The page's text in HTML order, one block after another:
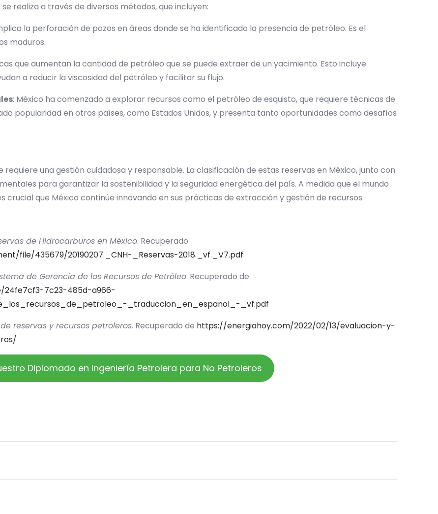
realiza a través de diversos métodos, que incluyen:
la perforación de pozos en áreas donde se ha identificado la presencia de petróleo. Es el
maduros.
que aumentan la cantidad de petróleo que se puede extraer de un yacimiento. Esto incluye
a reducir la viscosidad del petróleo y facilitar su flujo.
: México ha comenzado a explorar recursos como el petróleo de esquisto, que requiere técnicas de
popularidad en otros países, como Estados Unidos, y presenta tanto oportunidades como desafíos
una gestión cuidadosa y responsable. La clasificación de estas reservas en México, junto con
para garantizar la sostenibilidad y la seguridad energética del país. A medida que el mundo
crucial que México continúe innovando en sus prácticas de extracción y gestión de recursos.
de Hidrocarburos en México. Recuperado
file/435679/20190207._CNH-_Reservas-2018._vf._V7.pdf
de Gerencia de los Recursos de Petróleo. Recuperado de
7c23-485d-a966-
_traduccion_en_espanol_-_vf.pdf
reservas y recursos petroleros. Recuperado de https://energiahoy.com/2022/02/13/evaluacion-y-
Diplomado en Ingeniería Petrolera para No Petroleros